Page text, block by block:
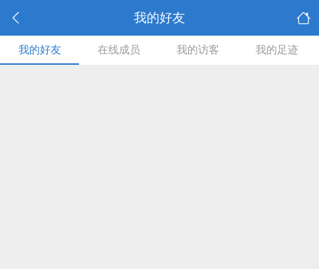
我的好友
我的好友 在线成员 我的访客 我的足迹